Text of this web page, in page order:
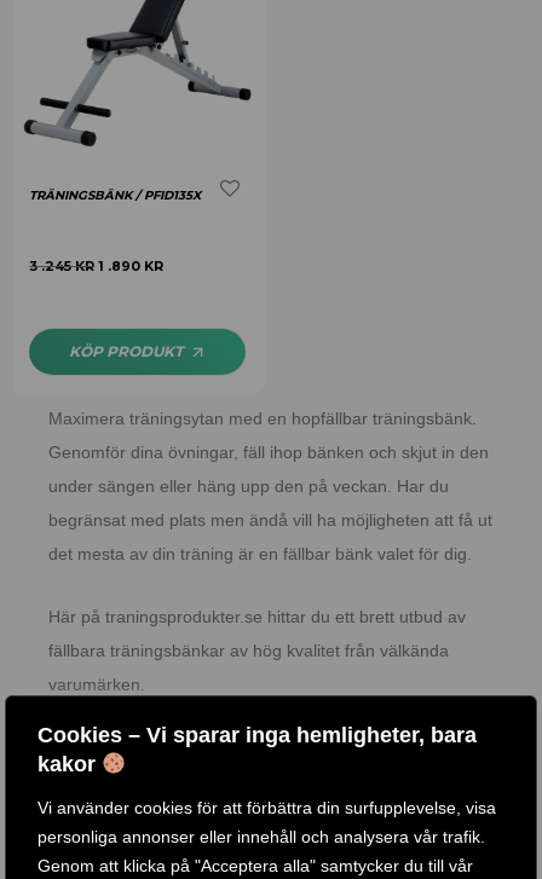
Cookies – Vi sparar inga hemligheter, bara
kakor
Vi använder cookies för att förbättra din surfupplevelse, visa
personliga annonser eller innehåll och analysera vår trafik.
Genom att klicka på "Acceptera alla" samtycker du till vår
TRÄNINGSBÄNK / PFID135X
3 .245KR 1 .890 KR
KÖP PRODUKT
Maximera träningsytan med en hopfällbar träningsbänk.
Genomför dina övningar, fäll ihop bänken och skjut in den
under sängen eller häng upp den på veckan. Har du
begränsat med plats men ändå vill ha möjligheten att få ut
det mesta av din träning är en fällbar bänk valet för dig.
Här på traningsprodukter.se hittar du ett brett utbud av
fällbara träningsbänkar av hög kvalitet från välkända
varumärken.
Därför ska du köpa en hopfällbar träningsbänk
ha mer fria ytor att träna på. De flesta hopfällbara
träningsbänkar har dessutom ställbara lägen i ryggstödet
Läs mer